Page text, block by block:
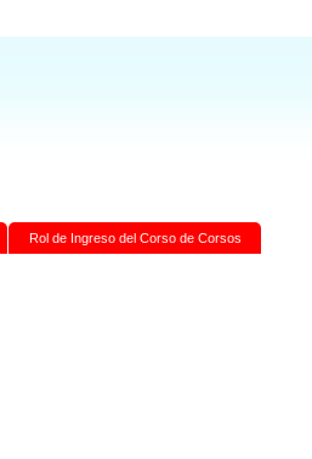
Rol de Ingreso del Corso de Corsos